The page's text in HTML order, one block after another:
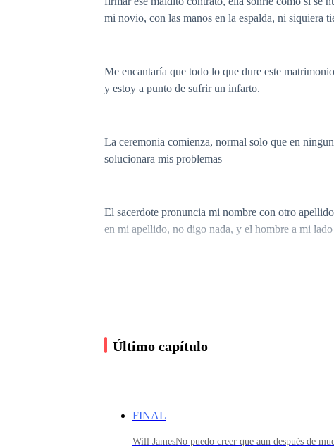
mi novio, con las manos en la espalda, ni siquiera
Me encantaría que todo lo que dure este
y estoy a punto de sufrir un infarto.
La ceremonia comienza, normal solo que en
solucionara mis problemas
El sacerdote pronuncia mi nombre con otro
en mi apellido, no digo nada, y el hombre a mi lado
Estoy aun en shock me cuesta responder, las
Me hacen la pregunta por segunda vez, y boqueo
El hombre carraspea nuevamente a mi lado, para
sentencia—Acepto. — pronuncio con la voz
Último capítulo
FINAL
Will JamesNo puedo creer que aun después de